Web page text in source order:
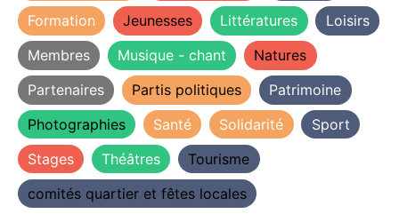
Formation
Jeunesses Littératures
Loisirs
Membres
Musique - chant
Natures
Partenaires
Partis politiques
Patrimoine
Photographies
Santé Solidarité
Sport
Stages
Théâtres
Tourisme
comités quartier et fêtes locales